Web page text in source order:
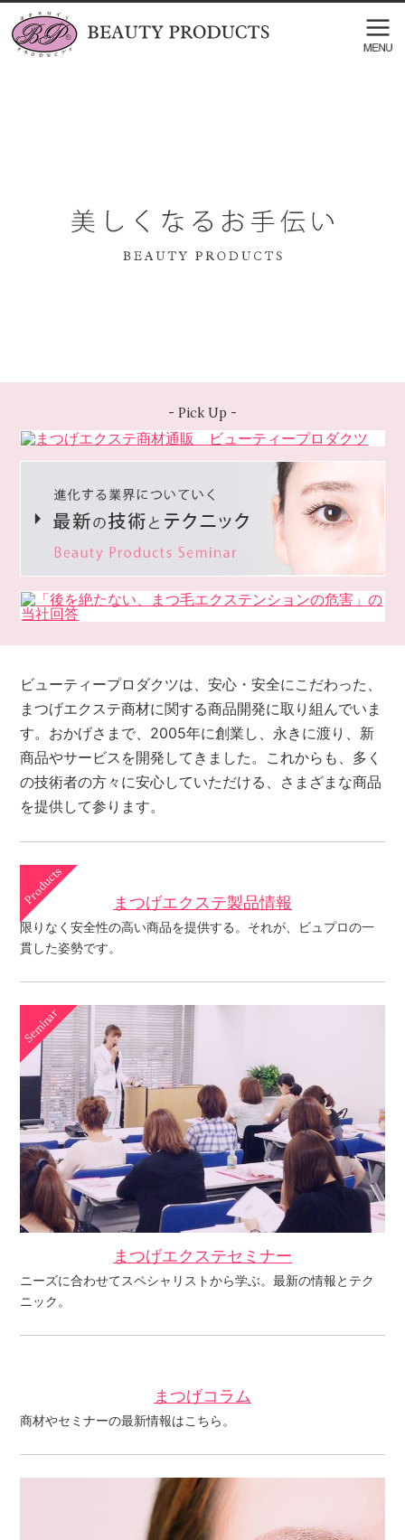
- Pick Up -
ビューティープロダクツは、安心・安全にこだわった、
まつげエクステ商材に関する商品開発に取り組んでいま
す。 おかげさまで、2005年に創業し、永きに渡り、新
商品やサービスを開発してきました。 これからも、多く
の技術者の方々に安心していただける、さまざまな商品
を提供して参ります。
まつげエクステ製品情報
限りなく安全性の高い商品を提供する。それが、ビュプロの一
貫した姿勢です。
まつげエクステセミナー
ニーズに合わせてスペシャリストから学ぶ。最新の情報とテク
ニック。
まつげコラム
商材やセミナーの最新情報はこちら。